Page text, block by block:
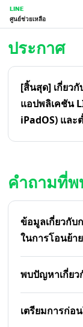
LINE
ศูนย์ช่วยเหลือ
ประกาศ
[สิ้นสุด] เกี่ยว
แอปพลิเคชัน
iPadOS) และ
คำถามที่
ข้อมูลเกี่ยวกั
ในการโอนย้า
พบปัญหาเกี่ยว
เตรียมการก่อ